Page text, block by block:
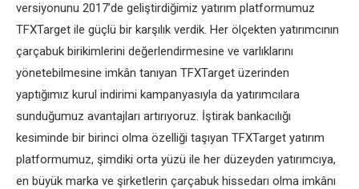
versiyonunu 2017’de geliştirdiğimiz yatırım platformumuz
TFXTarget ile güçlü bir karşılık verdik. Her ölçekten yatırımcının
çarçabuk birikimlerini değerlendirmesine ve varlıklarını
yönetebilmesine imkân tanıyan TFXTarget üzerinden
yaptığımız kurul indirimi kampanyasıyla da yatırımcılara
sunduğumuz avantajları artırıyoruz. İştirak bankacılığı
kesiminde bir birinci olma özelliği taşıyan TFXTarget yatırım
platformumuz, şimdiki orta yüzü ile her düzeyden yatırımcıya,
en büyük marka ve şirketlerin çarçabuk hissedarı olma imkânı